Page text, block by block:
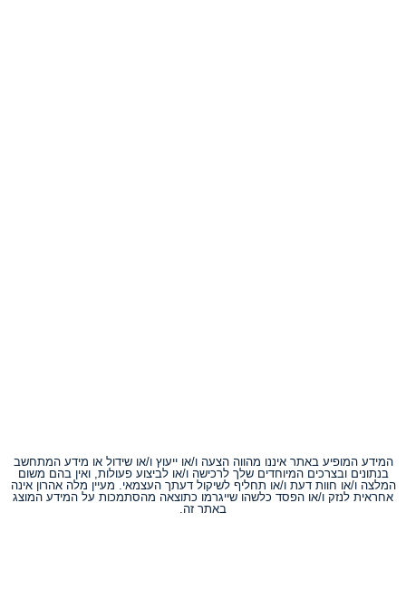
המידע המופיע באתר איננו מהווה הצעה ו/או ייעוץ ו/או שידול או מידע המתחשב
בנתונים ובצרכים המיוחדים שלך לרכישה ו/או לביצוע פעולות, ואין בהם משום
המלצה ו/או חוות דעת ו/או תחליף לשיקול דעתך העצמאי. מעיין מלה אהרון אינה
אחראית לנזק ו/או הפסד כלשהו שייגרמו כתוצאה מהסתמכות על המידע המוצג
באתר זה.